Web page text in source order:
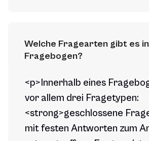
Welche Fragearten gibt es
Fragebogen?
<p>Innerhalb eines
vor allem drei Fragetypen:
<strong>geschlossene
mit festen Antworten zum